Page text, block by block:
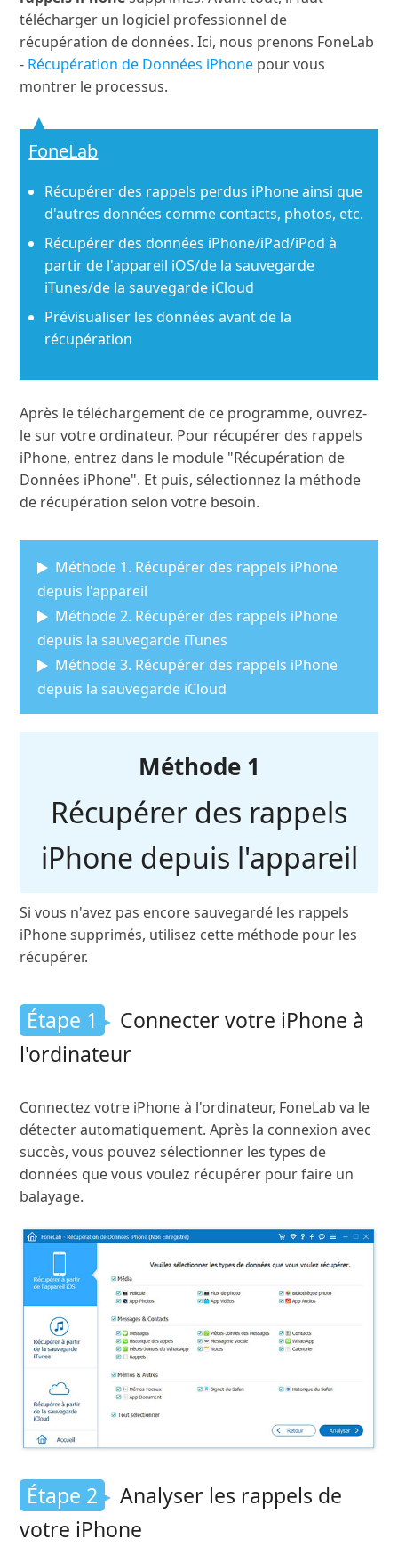
télécharger un logiciel professionnel de
récupération de données. Ici, nous prenons FoneLab
- Récupération de Données iPhone pour vous
montrer le processus.
FoneLab
Récupérer des rappels perdus iPhone ainsi que
d'autres données comme contacts, photos, etc.
Récupérer des données iPhone/iPad/iPod à
partir de l'appareil iOS/de la sauvegarde
iTunes/de la sauvegarde iCloud
Prévisualiser les données avant de la
récupération
Après le téléchargement de ce programme, ouvrez-
le sur votre ordinateur. Pour récupérer des rappels
iPhone, entrez dans le module "Récupération de
Données iPhone". Et puis, sélectionnez la méthode
de récupération selon votre besoin.
Méthode 1. Récupérer des rappels iPhone
depuis l'appareil
Méthode 2. Récupérer des rappels iPhone
depuis la sauvegarde iTunes
Méthode 3. Récupérer des rappels iPhone
depuis la sauvegarde iCloud
Méthode 1
Récupérer des rappels
iPhone depuis l'appareil
Si vous n'avez pas encore sauvegardé les rappels
iPhone supprimés, utilisez cette méthode pour les
récupérer.
Étape 1
Connecter votre iPhone à
l'ordinateur
Connectez votre iPhone à l'ordinateur, FoneLab va le
détecter automatiquement. Après la connexion avec
succès, vous pouvez sélectionner les types de
données que vous voulez récupérer pour faire un
balayage.
Étape 2
Analyser les rappels de
votre iPhone